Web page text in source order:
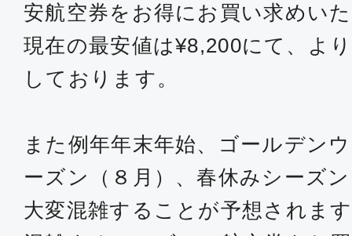
安航空券をお得にお買い求めい
現在の最安値は¥8,200にて、よ
しております。
また例年年末年始、ゴールデン
ーズン（８月）、春休みシーズ
大変混雑することが予想されま